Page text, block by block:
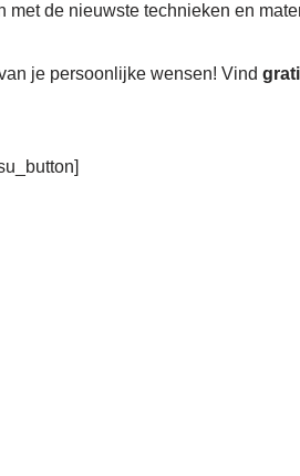
de nieuwste technieken en
je persoonlijke wensen! Vind